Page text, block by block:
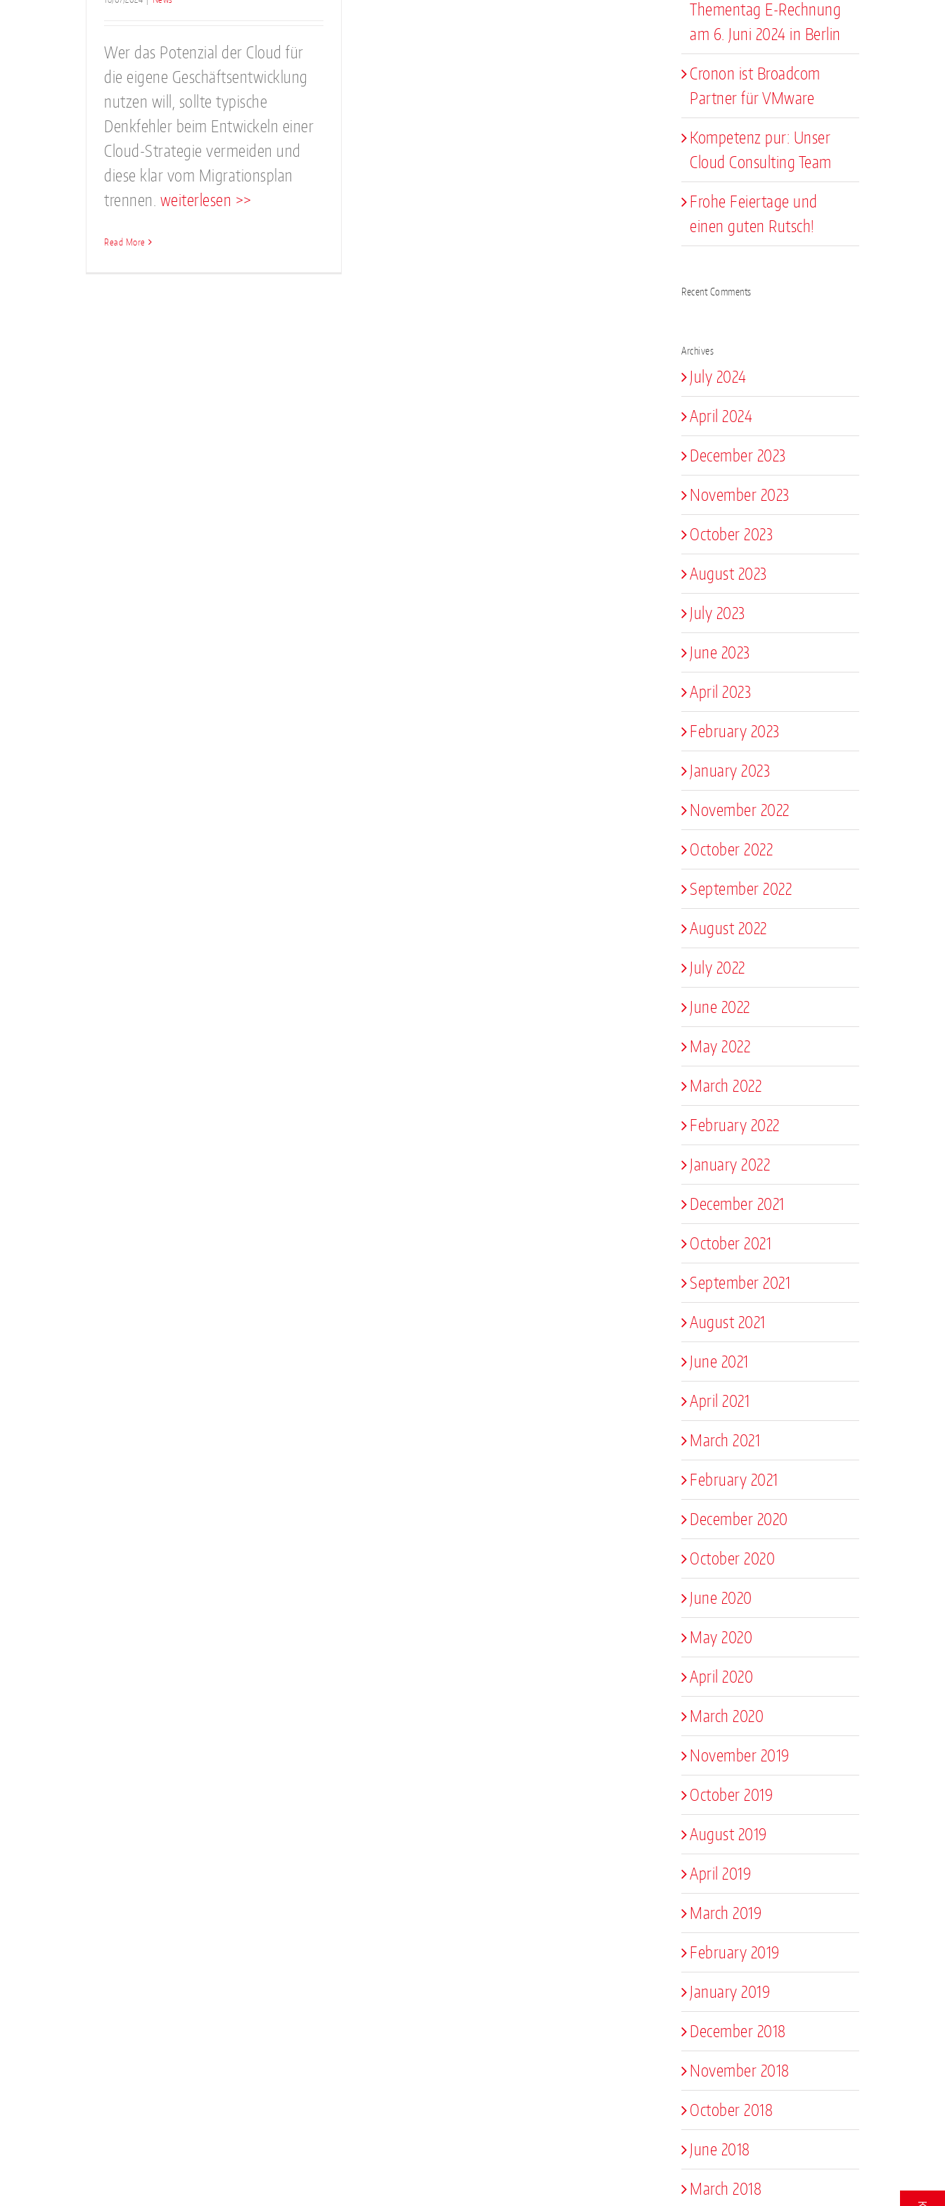
Wer das Potenzial der Cloud für
die eigene Geschäftsentwicklung
nutzen will, sollte typische
Denkfehler beim Entwickeln einer
Cloud-Strategie vermeiden und
diese klar vom Migrationsplan
trennen. weiterlesen >>
Read More
Thementag E-Rechnung
am 6. Juni 2024 in Berlin
Cronon ist Broadcom
Partner für VMware
Kompetenz pur: Unser
Cloud Consulting Team
Frohe Feiertage und
einen guten Rutsch!
Recent Comments
Archives
July 2024
April 2024
December 2023
November 2023
October 2023
August 2023
July 2023
June 2023
April 2023
February 2023
January 2023
November 2022
October 2022
September 2022
August 2022
July 2022
June 2022
May 2022
March 2022
February 2022
January 2022
December 2021
October 2021
September 2021
August 2021
June 2021
April 2021
March 2021
February 2021
December 2020
October 2020
June 2020
May 2020
April 2020
March 2020
November 2019
October 2019
August 2019
April 2019
March 2019
February 2019
January 2019
December 2018
November 2018
October 2018
June 2018
March 2018